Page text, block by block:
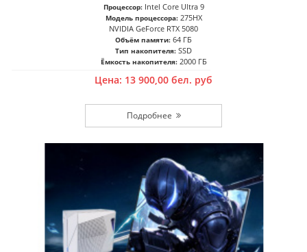
Процессор: Intel Core Ultra 9
Модель процессора: 275HX
NVIDIA GeForce RTX 5080
Объём памяти: 64 ГБ
Тип накопителя: SSD
Ёмкость накопителя: 2000 ГБ
Цена: 13 900,00 бел. руб